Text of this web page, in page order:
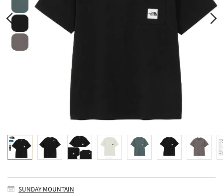
SUNDAY MOUNTAIN